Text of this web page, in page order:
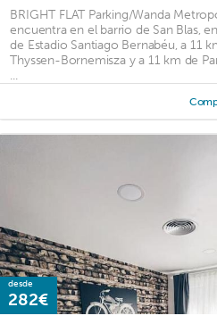
BRIGHT FLAT Parking/Wanda
encuentra en el barrio de San Blas,
de Estadio Santiago Bernabéu, a 11
Thyssen-Bornemisza y a 11 km de
...
desde
282€